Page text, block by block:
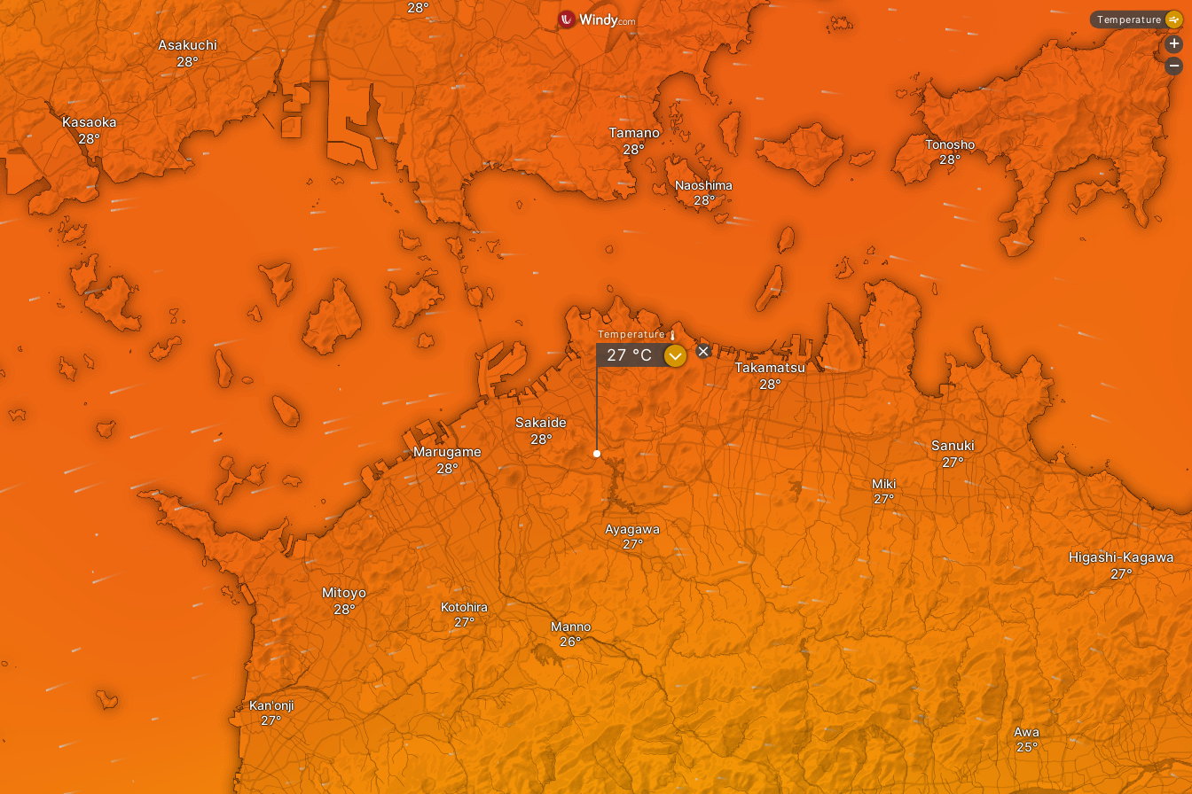
Marugame
Ayagawa
Manno
Kotohira
Sakaide
Takamatsu
Mitoyo
Sanuki
Miki
Kan'onji
Awa
Tamano
Naoshima
Asakuchi
Tonosho
Higashi-Kagawa
Kasaoka
Temperature
27 °C ?
Temperature
+
-